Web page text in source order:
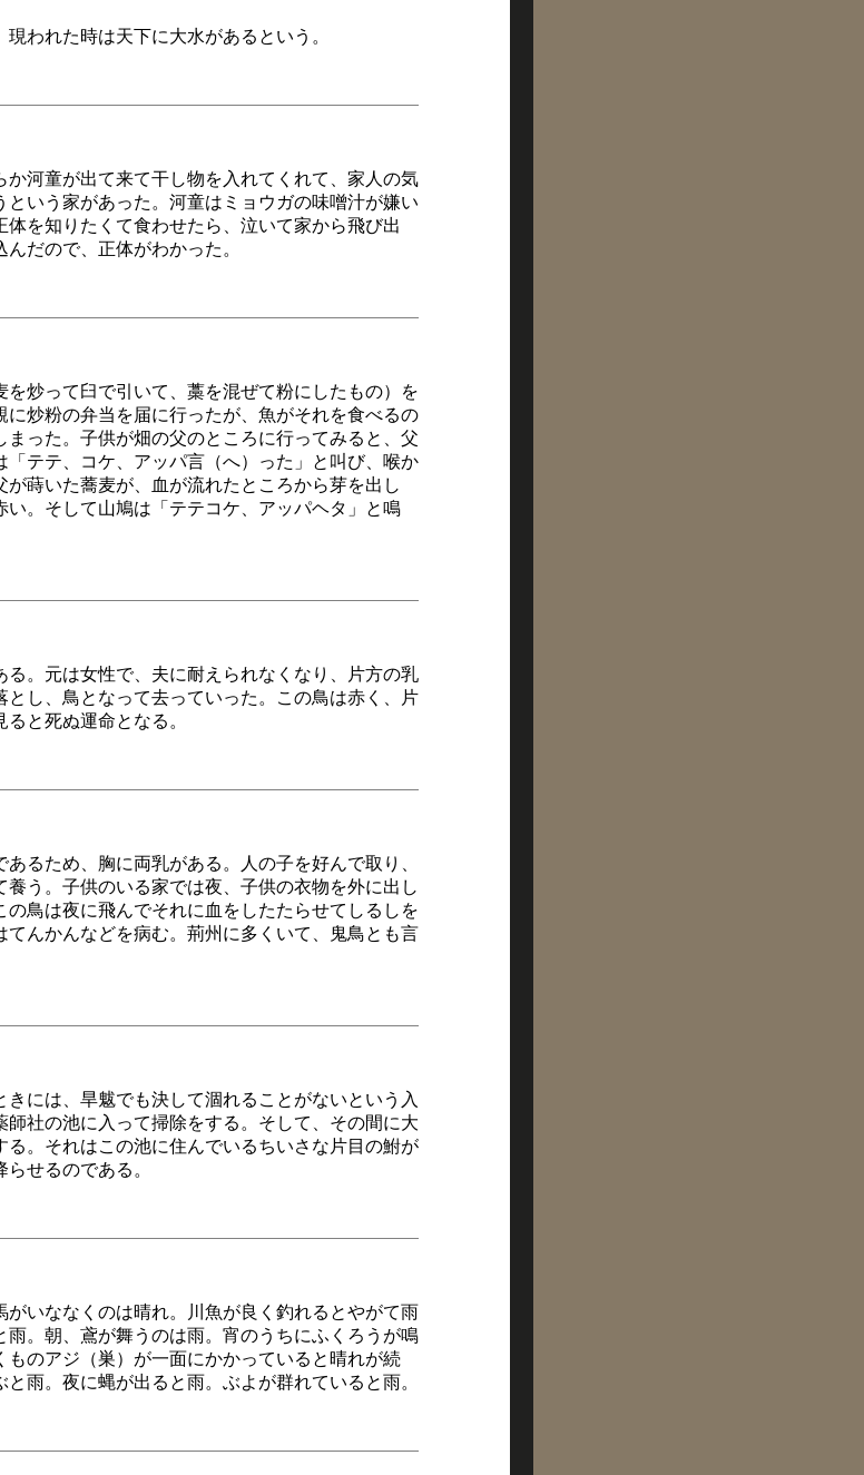
われた時は天下に大水があるという。
か河童が出て来て干し物を入れてくれて、家人の気
という家があった。河童はミョウガの味噌汁が嫌い
体を知りたくて食わせたら、泣いて家から飛び出
だので、正体がわかった。
を炒って臼で引いて、藁を混ぜて粉にしたもの）を
に炒粉の弁当を届に行ったが、魚がそれを食べるの
まった。子供が畑の父のところに行ってみると、父
「テテ、コケ、アッパ言（へ）った」と叫び、喉か
が蒔いた蕎麦が、血が流れたところから芽を出し
い。そして山鳩は「テテコケ、アッパヘタ」と鳴
る。元は女性で、夫に耐えられなくなり、片方の乳
とし、鳥となって去っていった。この鳥は赤く、片
と死ぬ運命となる。
るため、胸に両乳がある。人の子を好んで取り、
養う。子供のいる家では夜、子供の衣物を外に出し
の鳥は夜に飛んでそれに血をしたたらせてしるしを
てんかんなどを病む。荊州に多くいて、鬼鳥とも言
きには、旱魃でも決して涸れることがないという入
師社の池に入って掃除をする。そして、その間に大
る。それはこの池に住んでいるちいさな片目の鮒が
せるのである。
がいななくのは晴れ。川魚が良く釣れるとやがて雨
雨。朝、鳶が舞うのは雨。宵のうちにふくろうが鳴
ものアジ（巣）が一面にかかっていると晴れが続
と雨。夜に蝿が出ると雨。ぶよが群れていると雨。